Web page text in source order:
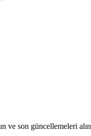
ve son güncellemeleri alın